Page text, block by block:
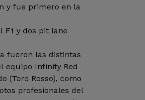
y fue primero en la
F1 y dos pit lane
fueron las distintas
equipo Infinity Red
(Toro Rosso), como
profesionales del